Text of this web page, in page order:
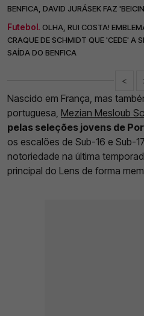
BENFICA, DAVID JURÁSEK FAZ
Futebol. OLHA, RUI COSTA!
CRAQUE DE SCHMIDT QUE 'CEDE' A
SAÍDA DO BENFICA
<
Nascido em França, mas
portuguesa, Mezian Mesloub
pelas seleções jovens de
os escalões de Sub-16 e Sub-
notoriedade na última
principal do Lens de forma